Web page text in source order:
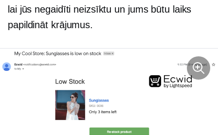
lai jūs negaidīti neizsīktu un jums būtu laiks
papildināt krājumus.